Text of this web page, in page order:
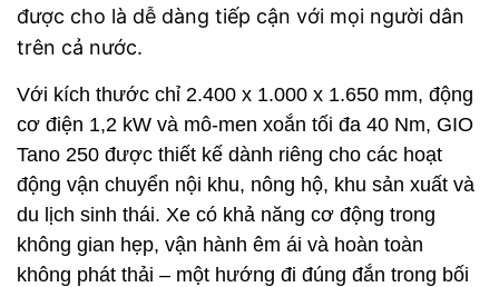
được cho là dễ dàng tiếp cận với mọi người dân
trên cả nước.
Với kích thước chỉ 2.400 x 1.000 x 1.650 mm, động
cơ điện 1,2 kW và mô-men xoắn tối đa 40 Nm, GIO
Tano 250 được thiết kế dành riêng cho các hoạt
động vận chuyển nội khu, nông hộ, khu sản xuất và
du lịch sinh thái. Xe có khả năng cơ động trong
không gian hẹp, vận hành êm ái và hoàn toàn
không phát thải – một hướng đi đúng đắn trong bối